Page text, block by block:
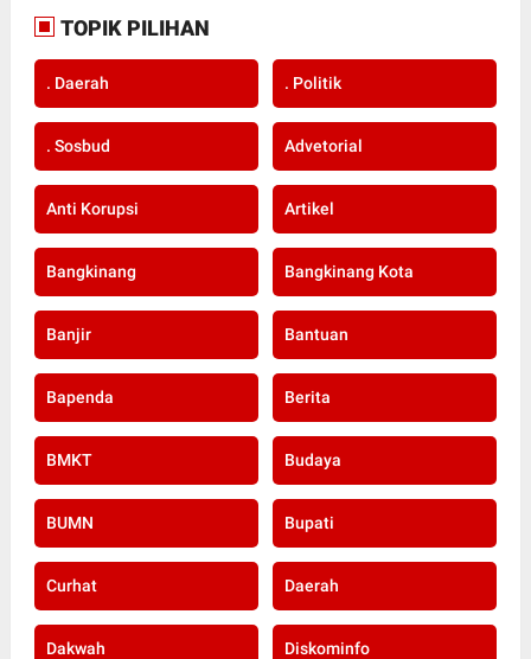
TOPIK PILIHAN
. Daerah . Politik
. Sosbud Advetorial
Anti Korupsi Artikel
Bangkinang Bangkinang Kota
Banjir Bantuan
Bapenda Berita
BMKT Budaya
BUMN Bupati
Curhat Daerah
Dakwah Diskominfo